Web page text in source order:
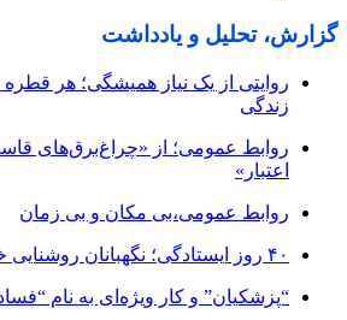
گزارش، تحلیل و یادداشت
روایتی از یک نیاز همیشگی؛ هر
زندگی
روابط عمومی؛ از «چراغ‌برق‌های
اعتبار»
روابط عمومی،بی مکان و بی زمان
۴۰ روز ایستادگی؛ نگهبانان روشنایی خط مقدم را رها نکردند
“پزشکیان” و کار ویژه‌ای به نام